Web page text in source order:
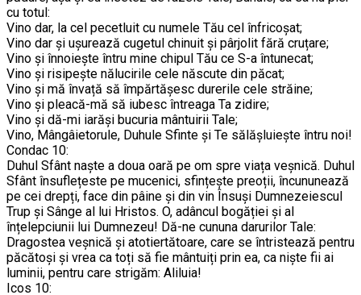
cu totul:
Vino dar, la cel pecetluit cu numele Tău cel înfricoșat;
Vino dar și ușurează cugetul chinuit și pârjolit fără cruțare;
Vino și înnoiește întru mine chipul Tău ce S-a întunecat;
Vino și risipește nălucirile cele născute din păcat;
Vino și mă învață să împărtășesc durerile cele străine;
Vino și pleacă-mă să iubesc întreaga Ta zidire;
Vino și dă-mi iarăși bucuria mântuirii Tale;
Vino, Mângâietorule, Duhule Sfinte și Te sălășluiește întru noi!
Condac 10:
Duhul Sfânt naște a doua oară pe om spre viața veșnică. Duhul
Sfânt însuflețeste pe mucenici, sfințește preoții, încununează
pe cei drepți, face din pâine și din vin Însuși Dumnezeiescul
Trup și Sânge al lui Hristos. O, adâncul bogăției și al
înțelepciunii lui Dumnezeu! Dă-ne cununa darurilor Tale:
Dragostea veșnică și atotiertătoare, care se întristează pentru
păcătoși și vrea ca toți să fie mântuiți prin ea, ca niște fii ai
luminii, pentru care strigăm: Aliluia!
Icos 10: